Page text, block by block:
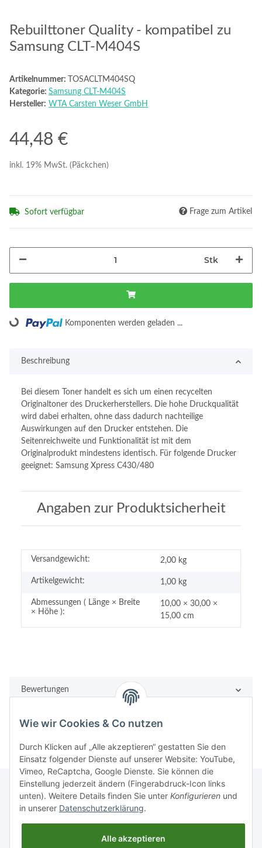
Rebuilttoner Quality - kompatibel zu
Samsung CLT-M404S
Artikelnummer:
TOSACLTM404SQ
Kategorie: Samsung CLT-M404S
Hersteller: WTA Carsten Weser GmbH
44,48 €
inkl. 19% MwSt. (Päckchen)
Sofort verfügbar Frage zum Artikel
Stk
Loading... Komponenten werden geladen ...
Beschreibung
Bei diesem Toner handelt es sich um einen recycelten
Originaltoner des Druckerherstellers. Die hohe Druckqualität
wird dabei erhalten, ohne dass dadurch nachteilige
Auswirkungen auf den Drucker entstehen. Die
Seitenreichweite und Funktionalität ist mit dem
Originalprodukt mindestens identisch. Für folgende Drucker
geeignet: Samsung Xpress C430/480
Angaben zur Produktsicherheit
Versandgewicht: 2,00 kg
Artikelgewicht: 1,00 kg
Abmessungen ( Länge × Breite
× Höhe ):
10,00 × 30,00 ×
15,00 cm
Bewertungen
Rechtliches
Wie wir Cookies & Co nutzen
Durch Klicken auf „Alle akzeptieren“ gestatten Sie den
Einsatz folgender Dienste auf unserer Website: YouTube,
Vimeo, ReCaptcha, Google Dienste. Sie können die
Einstellung jederzeit ändern (Fingerabdruck-Icon links
unten). Weitere Details finden Sie unter Konfigurieren und
in unserer Datenschutzerklärung.
Alle akzeptieren